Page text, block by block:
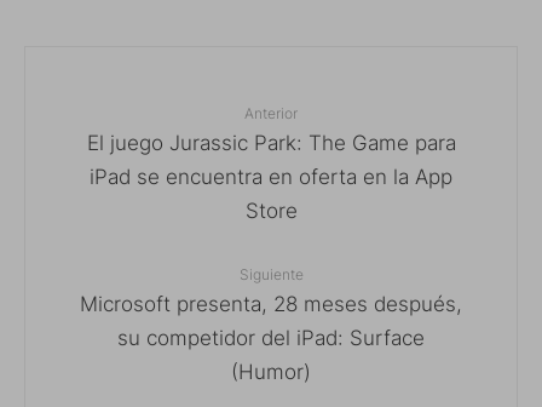
Anterior
El juego Jurassic Park: The Game para
iPad se encuentra en oferta en la App
Store
Siguiente
Microsoft presenta, 28 meses después,
su competidor del iPad: Surface
(Humor)